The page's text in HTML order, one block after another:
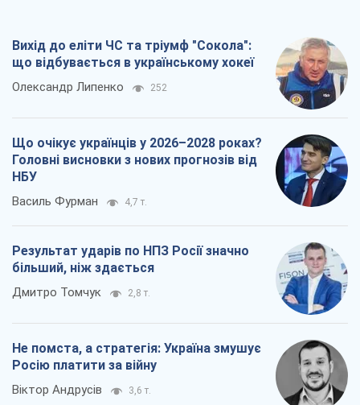
Вихід до еліти ЧС та тріумф "Сокола":
що відбувається в українському хокеї
Олександр Липенко 252
Що очікує українців у 2026–2028 роках?
Головні висновки з нових прогнозів від
НБУ
Василь Фурман 4,7 т.
Результат ударів по НПЗ Росії значно
більший, ніж здається
Дмитро Томчук 2,8 т.
Не помста, а стратегія: Україна змушує
Росію платити за війну
Віктор Андрусів 3,6 т.